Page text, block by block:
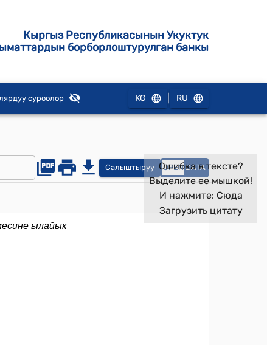
Кыргыз Республикасынын Укуктук
борборлоштурулган банкы
суроолор KG RU
Салыштыруу OPEN DATA
Ошибка в тексте?
Выделите ее мышкой!
И нажмите: Сюда
Загрузить цитату